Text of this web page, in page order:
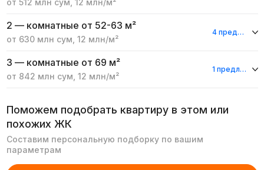
от 512 млн сум 12 млн/м²
2 — комнатные от 52-63 м²
от 630 млн сум 12 млн/м²
4 предложения
3 — комнатные от 69 м²
от 842 млн сум 12 млн/м²
1 предложение
Поможем подобрать квартиру в этом или
похожих ЖК
Составим персональную подборку по вашим
параметрам